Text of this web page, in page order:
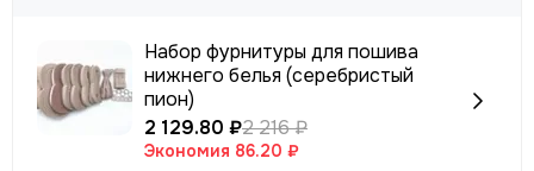
Набор фурнитуры для пошива
нижнего белья (серебристый
пион)
2 129.80 ₽2 216 ₽
Экономия 86.20 ₽